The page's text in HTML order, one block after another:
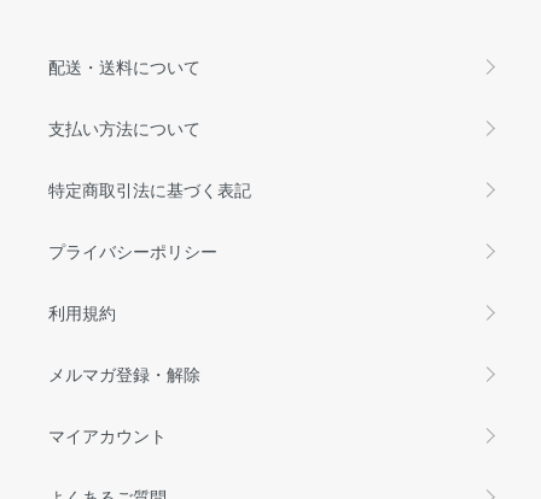
配送・送料について
支払い方法について
特定商取引法に基づく表記
プライバシーポリシー
利用規約
メルマガ登録・解除
マイアカウント